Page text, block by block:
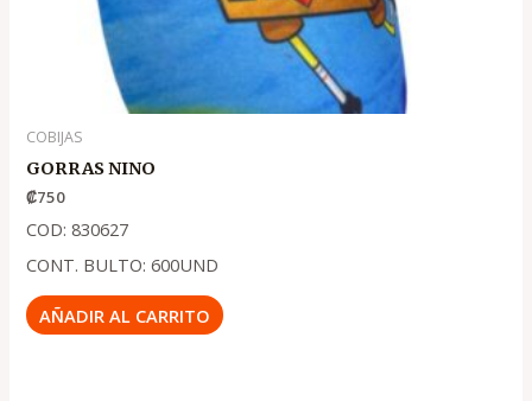
COBIJAS
GORRAS NINO
₡750
COD: 830627
CONT. BULTO: 600UND
AÑADIR AL CARRITO